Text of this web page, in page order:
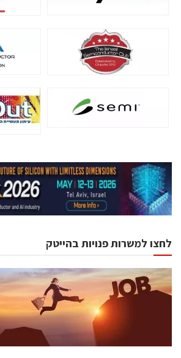
לחצו למשרות פנויות בהייטק